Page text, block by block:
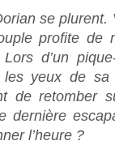
se plurent.
profite de
d’un
yeux de sa
de retomber
dernière
l’heure ?